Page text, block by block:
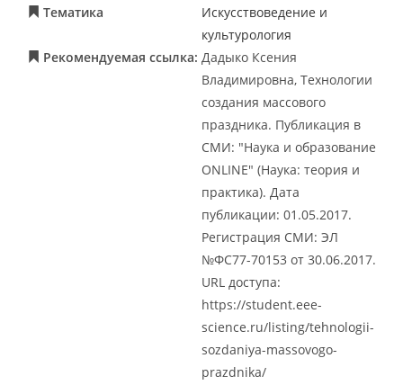
Тематика
Искусствоведение и
культурология
Рекомендуемая ссылка: Дадыко Ксения
Владимировна, Технологии
создания массового
праздника. Публикация в
СМИ: "Наука и образование
ONLINE" (Наука: теория и
практика). Дата
публикации: 01.05.2017.
Регистрация СМИ: ЭЛ
№ФС77-70153 от 30.06.2017.
URL доступа:
https://student.eee-
science.ru/listing/tehnologii-
sozdaniya-massovogo-
prazdnika/